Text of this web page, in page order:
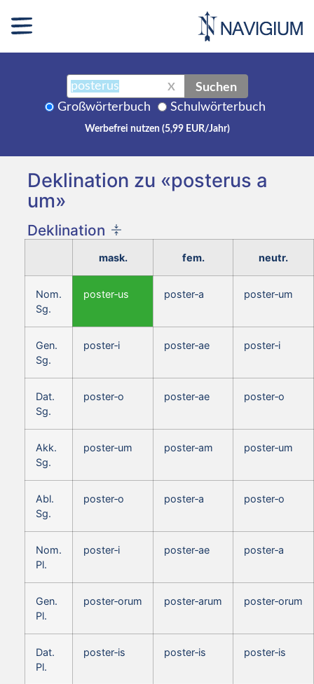
X Suchen
Großwörterbuch Schulwörterbuch
Werbefrei nutzen (5,99 EUR/Jahr)
Deklination zu «posterus a
um»
Deklination
mask. fem. neutr.
Nom.
Sg.
poster‑us poster‑a poster‑um
Gen.
Sg.
poster‑i poster‑ae poster‑i
Dat.
Sg.
poster‑o poster‑ae poster‑o
Akk.
Sg.
poster‑um poster‑am poster‑um
Abl.
Sg.
poster‑o poster‑a poster‑o
Nom.
Pl.
poster‑i poster‑ae poster‑a
Gen.
Pl.
poster‑orum poster‑arum poster‑orum
Dat.
Pl.
poster‑is poster‑is poster‑is